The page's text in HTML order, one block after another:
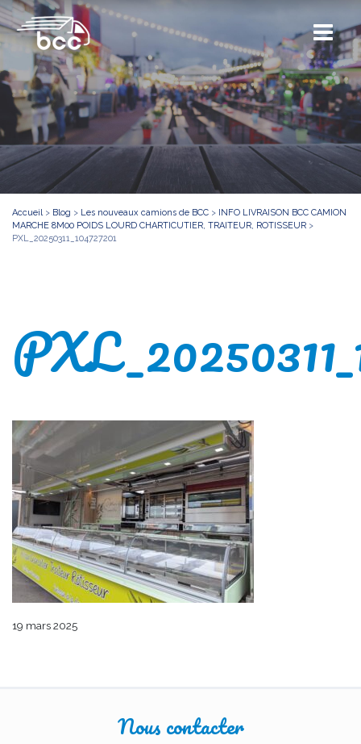
Accueil> Blog > Les nouveaux camions de BCC > INFO LIVRAISON BCC CAMION
MARCHE 8M00 POIDS LOURD CHARTICUTIER, TRAITEUR, ROTISSEUR >
PXL_20250311_104727201
19 mars 2025
Nous contacter